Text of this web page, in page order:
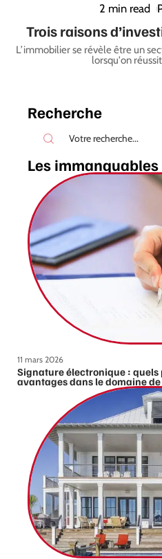
2 min read
Trois raisons
L’immobilier se révèle être un
lorsqu'on
Recherche
Les immanquables
11 mars 2026
Signature électronique : quels
avantages dans le domaine